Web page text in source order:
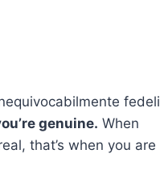
fedeli
genuine. When
that’s when you are